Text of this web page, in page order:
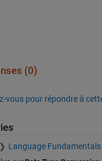
(0)
vous pour répondre à
Language Fundamentals